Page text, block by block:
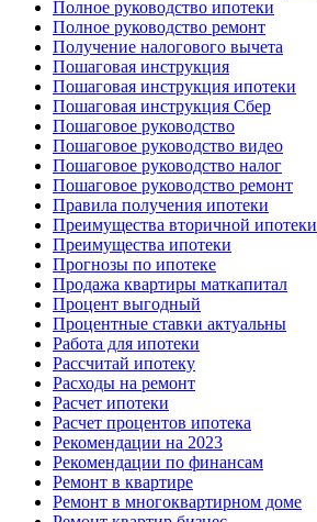
Полное руководство ипотеки
Полное руководство ремонт
Получение налогового вычета
Пошаговая инструкция
Пошаговая инструкция ипотеки
Пошаговая инструкция Сбер
Пошаговое руководство
Пошаговое руководство видео
Пошаговое руководство налог
Пошаговое руководство ремонт
Правила получения ипотеки
Преимущества вторичной ипотеки
Преимущества ипотеки
Прогнозы по ипотеке
Продажа квартиры маткапитал
Процент выгодный
Процентные ставки актуальны
Работа для ипотеки
Рассчитай ипотеку
Расходы на ремонт
Расчет ипотеки
Расчет процентов ипотека
Рекомендации на 2023
Рекомендации по финансам
Ремонт в квартире
Ремонт в многоквартирном доме